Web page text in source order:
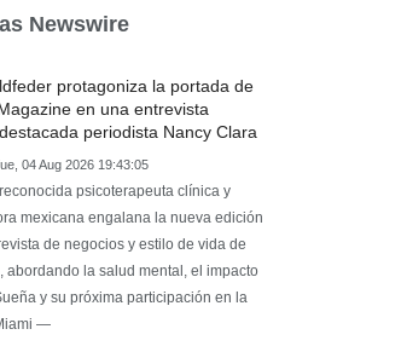
Newswire
protagoniza la portada de
en una entrevista
periodista Nancy Clara
04 Aug 2026 19:43:05
psicoterapeuta clínica y
mexicana engalana la nueva edición
de negocios y estilo de vida de
abordando la salud mental, el impacto
y su próxima participación en la
—